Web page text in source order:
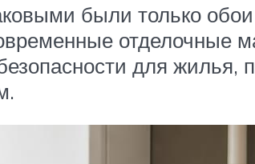
были только
отделочные
для